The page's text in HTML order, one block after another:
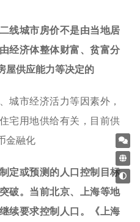
线城市房价不是由当地居
经济体整体财富、贫富分
屋供应能力等决定的
城市经济活力等因素外，
宅用地供给有关，目前供
金融化
定或预测的人口控制目标
破。当前北京、上海等地
续要求控制人口。《上海